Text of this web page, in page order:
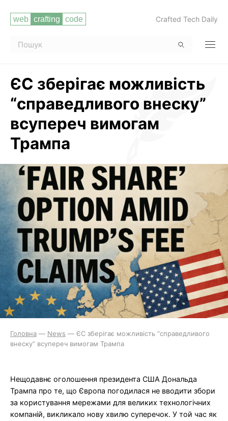
Crafted Tech Daily
ЄС зберігає можливість
“справедливого внеску”
всупереч вимогам
Трампа
Головна — News — ЄС зберігає можливість “справедливого
внеску” всупереч вимогам Трампа
Нещодавнє оголошення президента США Дональда
Трампа про те, що Європа погодилася не вводити збори
за користування мережами для великих технологічних
компаній, викликало нову хвилю суперечок. У той час як